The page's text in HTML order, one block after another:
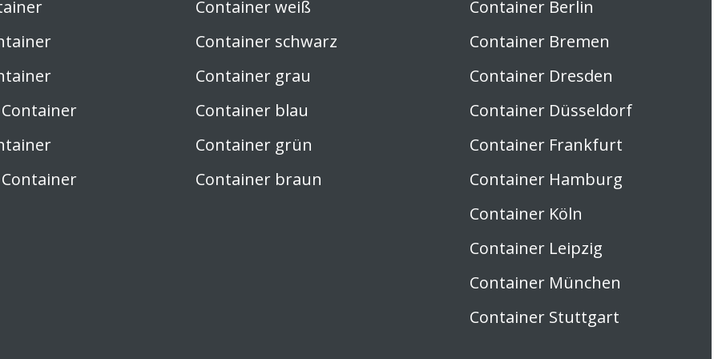
Container
Container
Container weiß
Container schwarz
Container grau
Container blau
Container grün
Container braun
Container Berlin
Container Bremen
Container Dresden
Container Düsseldorf
Container Frankfurt
Container Hamburg
Container Köln
Container Leipzig
Container München
Container Stuttgart